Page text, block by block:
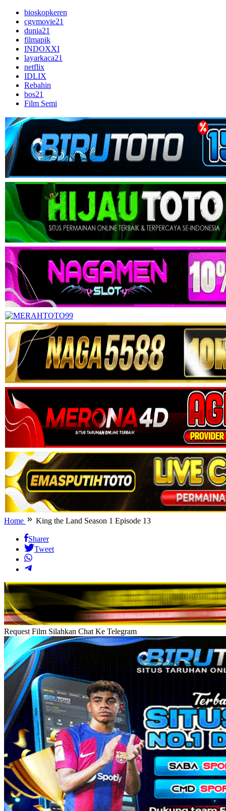
bioskopkeren
cgvmovie21
dunia21
filmapik
INDOXXI
layarkaca21
netflix
IDLIX
Rebahin
bos21
Film Semi
Home King the Land Season 1 Episode 13
Sharer
Tweet
Request Film Silahkan Chat Ke Telegram